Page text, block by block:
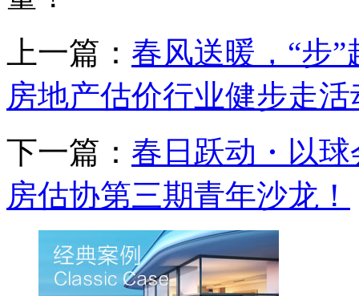
上一篇： 春风送暖，“步
房地产估价行业健步走活
下一篇： 春日跃动・以
房估协第三期青年沙龙！